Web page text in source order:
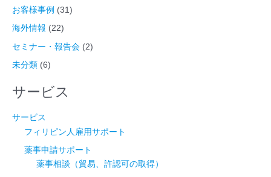
お客様事例 (31)
海外情報 (22)
セミナー・報告会 (2)
未分類 (6)
サービス
サービス
フィリピン人雇用サポート
薬事申請サポート
薬事相談（貿易、許認可の取得）